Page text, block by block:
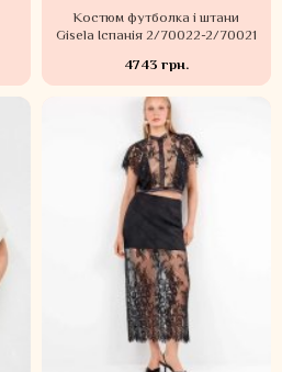
Костюм футболка і штани
Gisela Іспанія 2/70022-2/70021
4743 грн.